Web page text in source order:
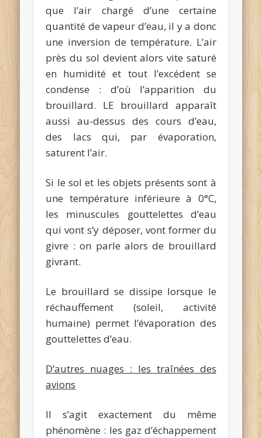
que l’air chargé d’une certaine
quantité de vapeur d’eau, il y a donc
une inversion de température. L’air
près du sol devient alors vite saturé
en humidité et tout l’excédent se
condense : d’où l’apparition du
brouillard. LE brouillard apparaît
aussi au-dessus des cours d’eau,
des lacs qui, par évaporation,
saturent l’air.
Si le sol et les objets présents sont à
une température inférieure à 0°C,
les minuscules gouttelettes d’eau
qui vont s’y déposer, vont former du
givre : on parle alors de brouillard
givrant.
Le brouillard se dissipe lorsque le
réchauffement (soleil, activité
humaine) permet l’évaporation des
gouttelettes d’eau.
D’autres nuages : les traînées des
avions
Il s’agit exactement du même
phénomène : les gaz d’échappement